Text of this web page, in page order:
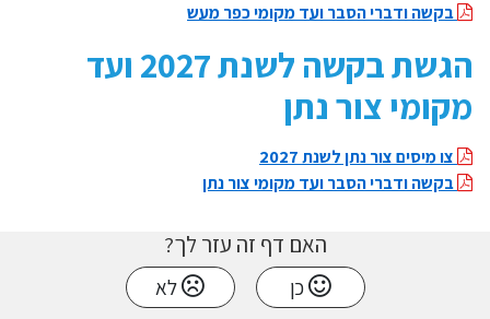
בקשה ודברי הסבר ועד מקומי כפר מעש
הגשת בקשה לשנת 2027 ועד
מקומי צור נתן
צו מיסים צור נתן לשנת 2027
בקשה ודברי הסבר ועד מקומי צור נתן
האם דף זה עזר לך?
כן לא